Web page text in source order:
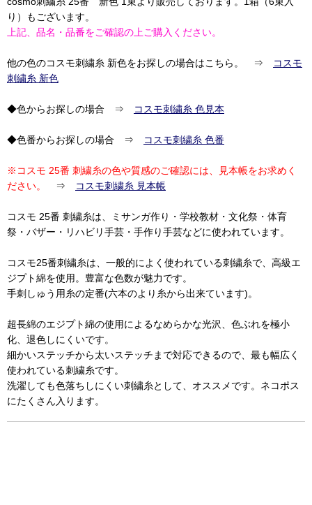
り）もございます。
上記、品名・品番をご確認の上ご購入ください。
他の色のコスモ刺繍糸 新色をお探しの場合はこちら。 ⇒
コスモ
刺繍糸 新色
◆色からお探しの場合 ⇒ コスモ刺繍糸 色見本
◆色番からお探しの場合 ⇒ コスモ刺繍糸 色番
※コスモ 25番 刺繍糸の色や質感のご確認には、見本帳をお求めく
ださい。
⇒ コスモ刺繍糸 見本帳
コスモ 25番 刺繍糸は、ミサンガ作り・学校教材・文化祭・体育
祭・バザー・リハビリ手芸・手作り手芸などに使われています。
コスモ25番刺繍糸は、一般的によく使われている刺繍糸で、高級エ
ジプト綿を使用。豊富な色数が魅力です。
手刺しゅう用糸の定番(六本のより糸から出来ています)。
超長綿のエジプト綿の使用によるなめらかな光沢、色ぶれを極小
化、退色しにくいです。
細かいステッチから太いステッチまで対応できるので、最も幅広く
使われている刺繍糸です。
洗濯しても色落ちしにくい刺繍糸として、オススメです。ネコポス
にたくさん入ります。